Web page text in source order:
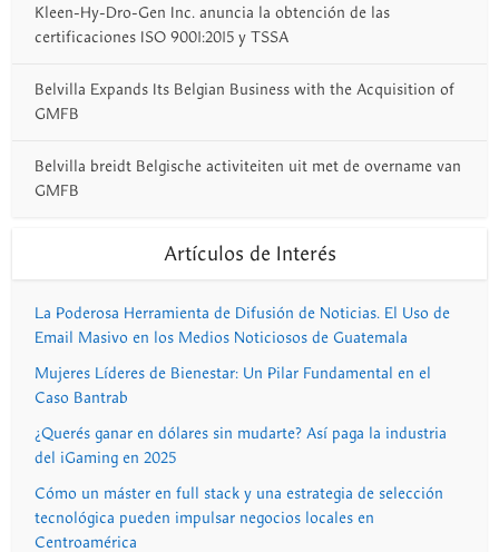
Kleen-Hy-Dro-Gen Inc. anuncia la obtención de las
certificaciones ISO 9001:2015 y TSSA
Belvilla Expands Its Belgian Business with the Acquisition of
GMFB
Belvilla breidt Belgische activiteiten uit met de overname van
GMFB
Artículos de Interés
La Poderosa Herramienta de Difusión de Noticias. El Uso de
Email Masivo en los Medios Noticiosos de Guatemala
Mujeres Líderes de Bienestar: Un Pilar Fundamental en el
Caso Bantrab
¿Querés ganar en dólares sin mudarte? Así paga la industria
del iGaming en 2025
Cómo un máster en full stack y una estrategia de selección
tecnológica pueden impulsar negocios locales en
Centroamérica